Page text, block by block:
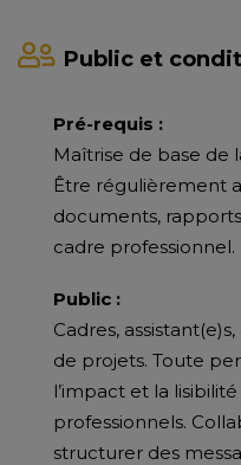
Public et
Pré-requis :
Maîtrise de base de
Être régulièrement
documents,
cadre professionnel.
Public :
Cadres,
de projets. Toute
l’impact et la
professionnels.
structurer des